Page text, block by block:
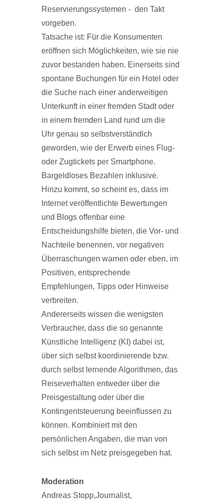
Reservierungssystemen - den Takt
vorgeben.
Tatsache ist: Für die Konsumenten
eröffnen sich Möglichkeiten, wie sie nie
zuvor bestanden haben. Einerseits sind
spontane Buchungen für ein Hotel oder
die Suche nach einer anderweitigen
Unterkunft in einer fremden Stadt oder
in einem fremden Land rund um die
Uhr genau so selbstverständlch
geworden, wie der Erwerb eines Flug-
oder Zugtickets per Smartphone.
Bargeldloses Bezahlen inklusive.
Hinzu kommt, so scheint es, dass im
Internet veröffentlichte Bewertungen
und Blogs offenbar eine
Entscheidungshilfe bieten, die Vor- und
Nachteile benennen, vor negativen
Überraschungen warnen oder eben, im
Positiven, entsprechende
Empfehlungen, Tipps oder Hinweise
verbreiten.
Andererseits wissen die wenigsten
Verbraucher, dass die so genannte
Künstliche Intelligenz (KI) dabei ist,
über sich selbst koordinierende bzw.
durch selbst lernende Algorithmen, das
Reiseverhalten entweder über die
Preisgestaltung oder über die
Kontingentsteuerung beeinflussen zu
können. Kombiniert mit den
persönlichen Angaben, die man von
sich selbst im Netz preisgegeben hat.
Moderation
Andreas Stopp,Journalist,